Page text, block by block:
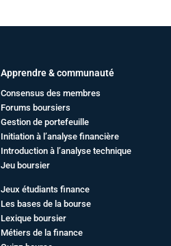
Apprendre & communauté
Consensus des membres
Forums boursiers
Gestion de portefeuille
Initiation à l’analyse financière
Introduction à l’analyse technique
Jeu boursier
Jeux étudiants finance
Les bases de la bourse
Lexique boursier
Métiers de la finance